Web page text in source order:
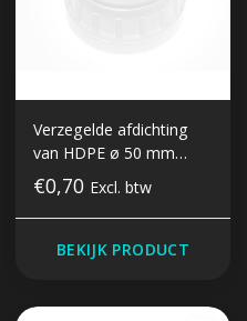
Verzegelde afdichting
van HDPE ø 50 mm
opening
€0,70 Excl. btw
BEKIJK PRODUCT